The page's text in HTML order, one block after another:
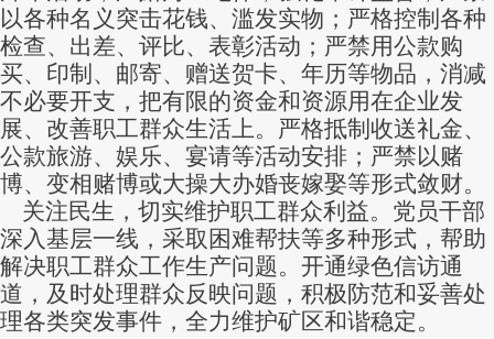
以各种名义突击花钱、滥发实物；严格控制各种
检查、出差、评比、表彰活动；严禁用公款购
买、印制、邮寄、赠送贺卡、年历等物品，消减
不必要开支，把有限的资金和资源用在企业发
展、改善职工群众生活上。严格抵制收送礼金、
公款旅游、娱乐、宴请等活动安排；严禁以赌
博、变相赌博或大操大办婚丧嫁娶等形式敛财。
关注民生，切实维护职工群众利益。党员干部
深入基层一线，采取困难帮扶等多种形式，帮助
解决职工群众工作生产问题。开通绿色信访通
道，及时处理群众反映问题，积极防范和妥善处
理各类突发事件，全力维护矿区和谐稳定。